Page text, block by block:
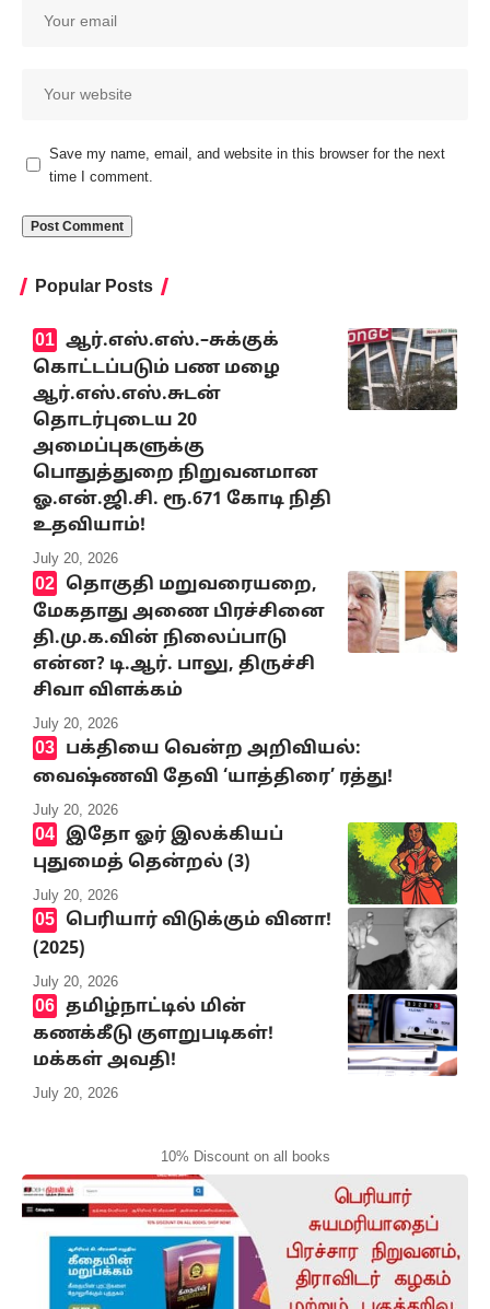
Save my name, email, and website in this browser for the next
time I comment.
Popular Posts
ஆர்.எஸ்.எஸ்.–சுக்குக்
கொட்டப்படும் பண மழை
ஆர்.எஸ்.எஸ்.சுடன்
தொடர்புடைய 20
அமைப்புகளுக்கு
பொதுத்துறை நிறுவனமான
ஓ.என்.ஜி.சி. ரூ.671 கோடி நிதி
உதவியாம்!
July 20, 2026
தொகுதி மறுவரையறை,
மேகதாது அணை பிரச்சினை
தி.மு.க.வின் நிலைப்பாடு
என்ன? டி.ஆர். பாலு, திருச்சி
சிவா விளக்கம்
July 20, 2026
பக்தியை வென்ற அறிவியல்:
வைஷ்ணவி தேவி ‘யாத்திரை’ ரத்து!
July 20, 2026
இதோ ஓர் இலக்கியப்
புதுமைத் தென்றல் (3)
July 20, 2026
பெரியார் விடுக்கும் வினா!
(2025)
July 20, 2026
தமிழ்நாட்டில் மின்
கணக்கீடு குளறுபடிகள்!
மக்கள் அவதி!
July 20, 2026
10% Discount on all books